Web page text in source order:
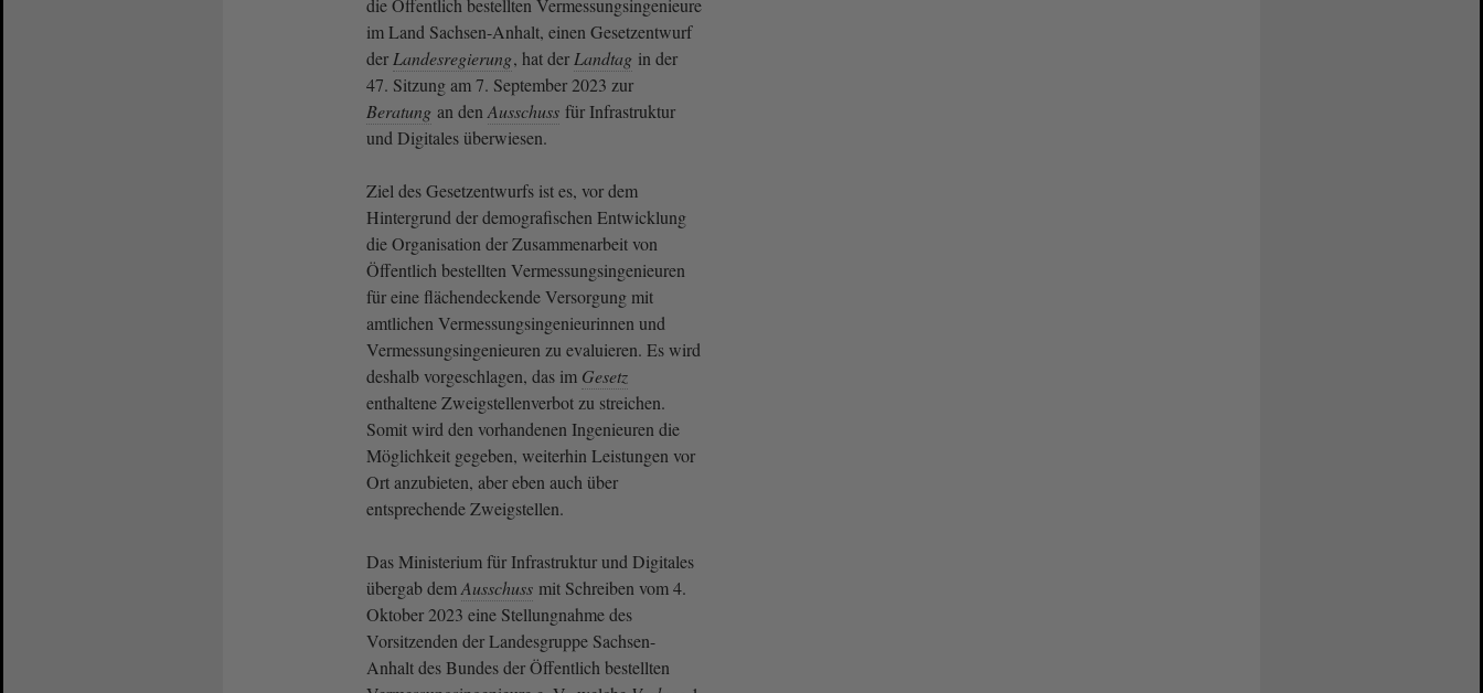
die Öffentlich bestellten Vermessungsingenieure
im Land Sachsen-Anhalt, einen Gesetzentwurf
der Landesregierung, hat der Landtag in der
47. Sitzung am 7. September 2023 zur
Beratung an den Ausschuss für Infrastruktur
und Digitales überwiesen.
Ziel des Gesetzentwurfs ist es, vor dem
Hintergrund der demografischen Entwicklung
die Organisation der Zusammenarbeit von
Öffentlich bestellten Vermessungsingenieuren
für eine flächendeckende Versorgung mit
amtlichen Vermessungsingenieurinnen und
Vermessungsingenieuren zu evaluieren. Es wird
deshalb vorgeschlagen, das im Gesetz
enthaltene Zweigstellenverbot zu streichen.
Somit wird den vorhandenen Ingenieuren die
Möglichkeit gegeben, weiterhin Leistungen vor
Ort anzubieten, aber eben auch über
entsprechende Zweigstellen.
Das Ministerium für Infrastruktur und Digitales
übergab demAusschuss mit Schreiben vom 4.
Oktober 2023 eine Stellungnahme des
Vorsitzenden der Landesgruppe Sachsen-
Anhalt des Bundes der Öffentlich bestellten